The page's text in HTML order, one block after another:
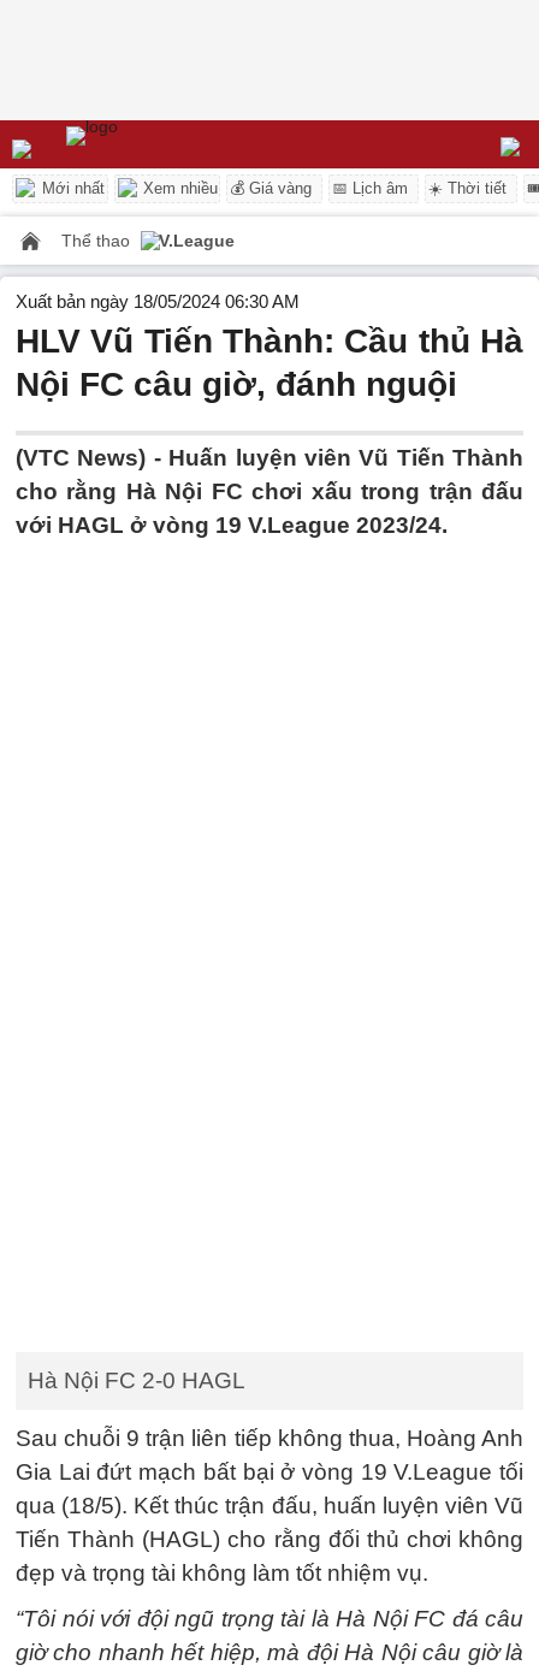
Mới nhất Xem nhiều 💰 Giá vàng 📅 Lịch âm ☀️ Thời tiết
Thể thao V.League
Xuất bản ngày 18/05/2024 06:30 AM
HLV Vũ Tiến Thành: Cầu thủ Hà
Nội FC câu giờ, đánh nguội
(VTC News) - Huấn luyện viên Vũ Tiến Thành
cho rằng Hà Nội FC chơi xấu trong trận đấu
với HAGL ở vòng 19 V.League 2023/24.
Hà Nội FC 2-0 HAGL
Sau chuỗi 9 trận liên tiếp không thua, Hoàng Anh
Gia Lai đứt mạch bất bại ở vòng 19 V.League tối
qua (18/5). Kết thúc trận đấu, huấn luyện viên Vũ
Tiến Thành (HAGL) cho rằng đối thủ chơi không
đẹp và trọng tài không làm tốt nhiệm vụ.
“Tôi nói với đội ngũ trọng tài là Hà Nội FC đá câu
giờ cho nhanh hết hiệp, mà đội Hà Nội câu giờ là